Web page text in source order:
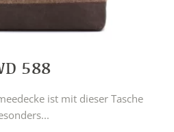
588
ist mit dieser Tasche